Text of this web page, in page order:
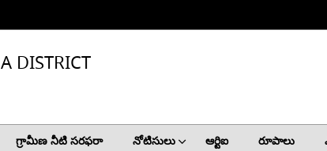
DISTRICT
గ్రామీణ నీటి సరఫరా నోటిసులు ఆర్టిఐ రూపాలు